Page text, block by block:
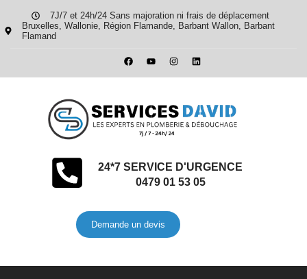
7J/7 et 24h/24 Sans majoration ni frais de déplacement
Bruxelles, Wallonie, Région Flamande, Barbant Wallon, Barbant
Flamand
24*7 SERVICE D'URGENCE
0479 01 53 05
Demande un devis